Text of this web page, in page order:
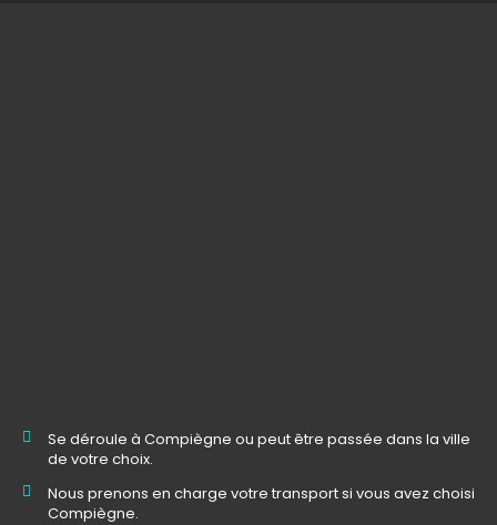
Se déroule à Compiègne ou peut être passée dans la ville
de votre choix.
Nous prenons en charge votre transport si vous avez choisi
Compiègne.